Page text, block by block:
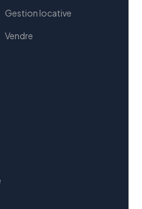
Gestion locative
Vendre